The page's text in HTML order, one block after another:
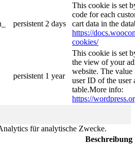
persistent 2 days
This cookie is set
code for each
cart data in the
https://
cookies/
persistent 1 year
This cookie is set
the view of your
website. The
user ID of the user
table.More info:
https://
für analytische Zwecke.
Beschreibung